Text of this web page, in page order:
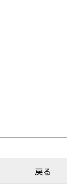
戻る